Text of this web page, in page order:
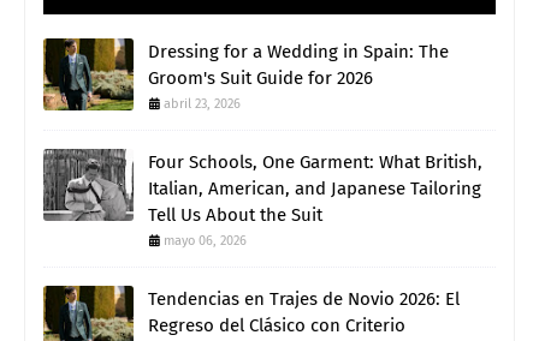
Dressing for a Wedding in Spain: The
Groom's Suit Guide for 2026
abril 23, 2026
Four Schools, One Garment: What British,
Italian, American, and Japanese Tailoring
Tell Us About the Suit
mayo 06, 2026
Tendencias en Trajes de Novio 2026: El
Regreso del Clásico con Criterio